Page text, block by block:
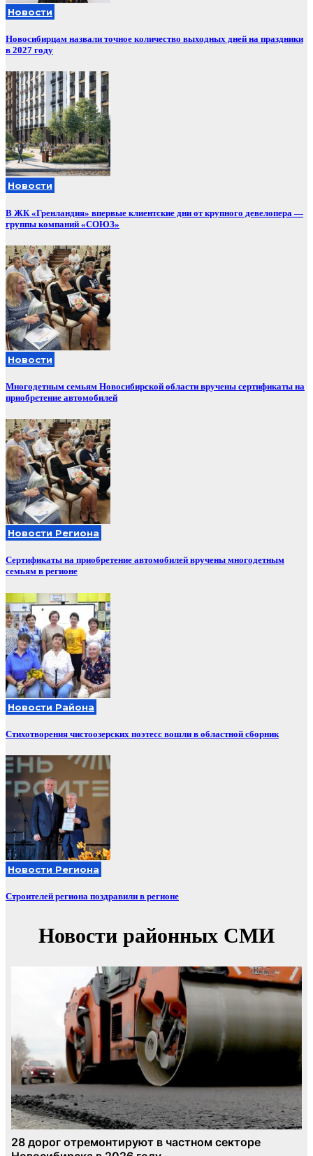
Новости
Новосибирцам назвали точное количество выходных дней на праздники
в 2027 году
Новости
В ЖК «Гренландия» впервые клиентские дни от крупного девелопера —
группы компаний «СОЮЗ»
Новости
Многодетным семьям Новосибирской области вручены сертификаты на
приобретение автомобилей
Новости Региона
Сертификаты на приобретение автомобилей вручены многодетным
семьям в регионе
Новости Района
Стихотворения чистоозерских поэтесс вошли в областной сборник
Новости Региона
Строителей региона поздравили в регионе